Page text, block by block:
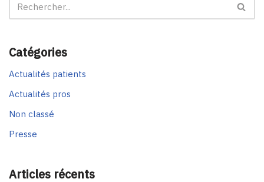
Catégories
Actualités patients
Actualités pros
Non classé
Presse
Articles récents